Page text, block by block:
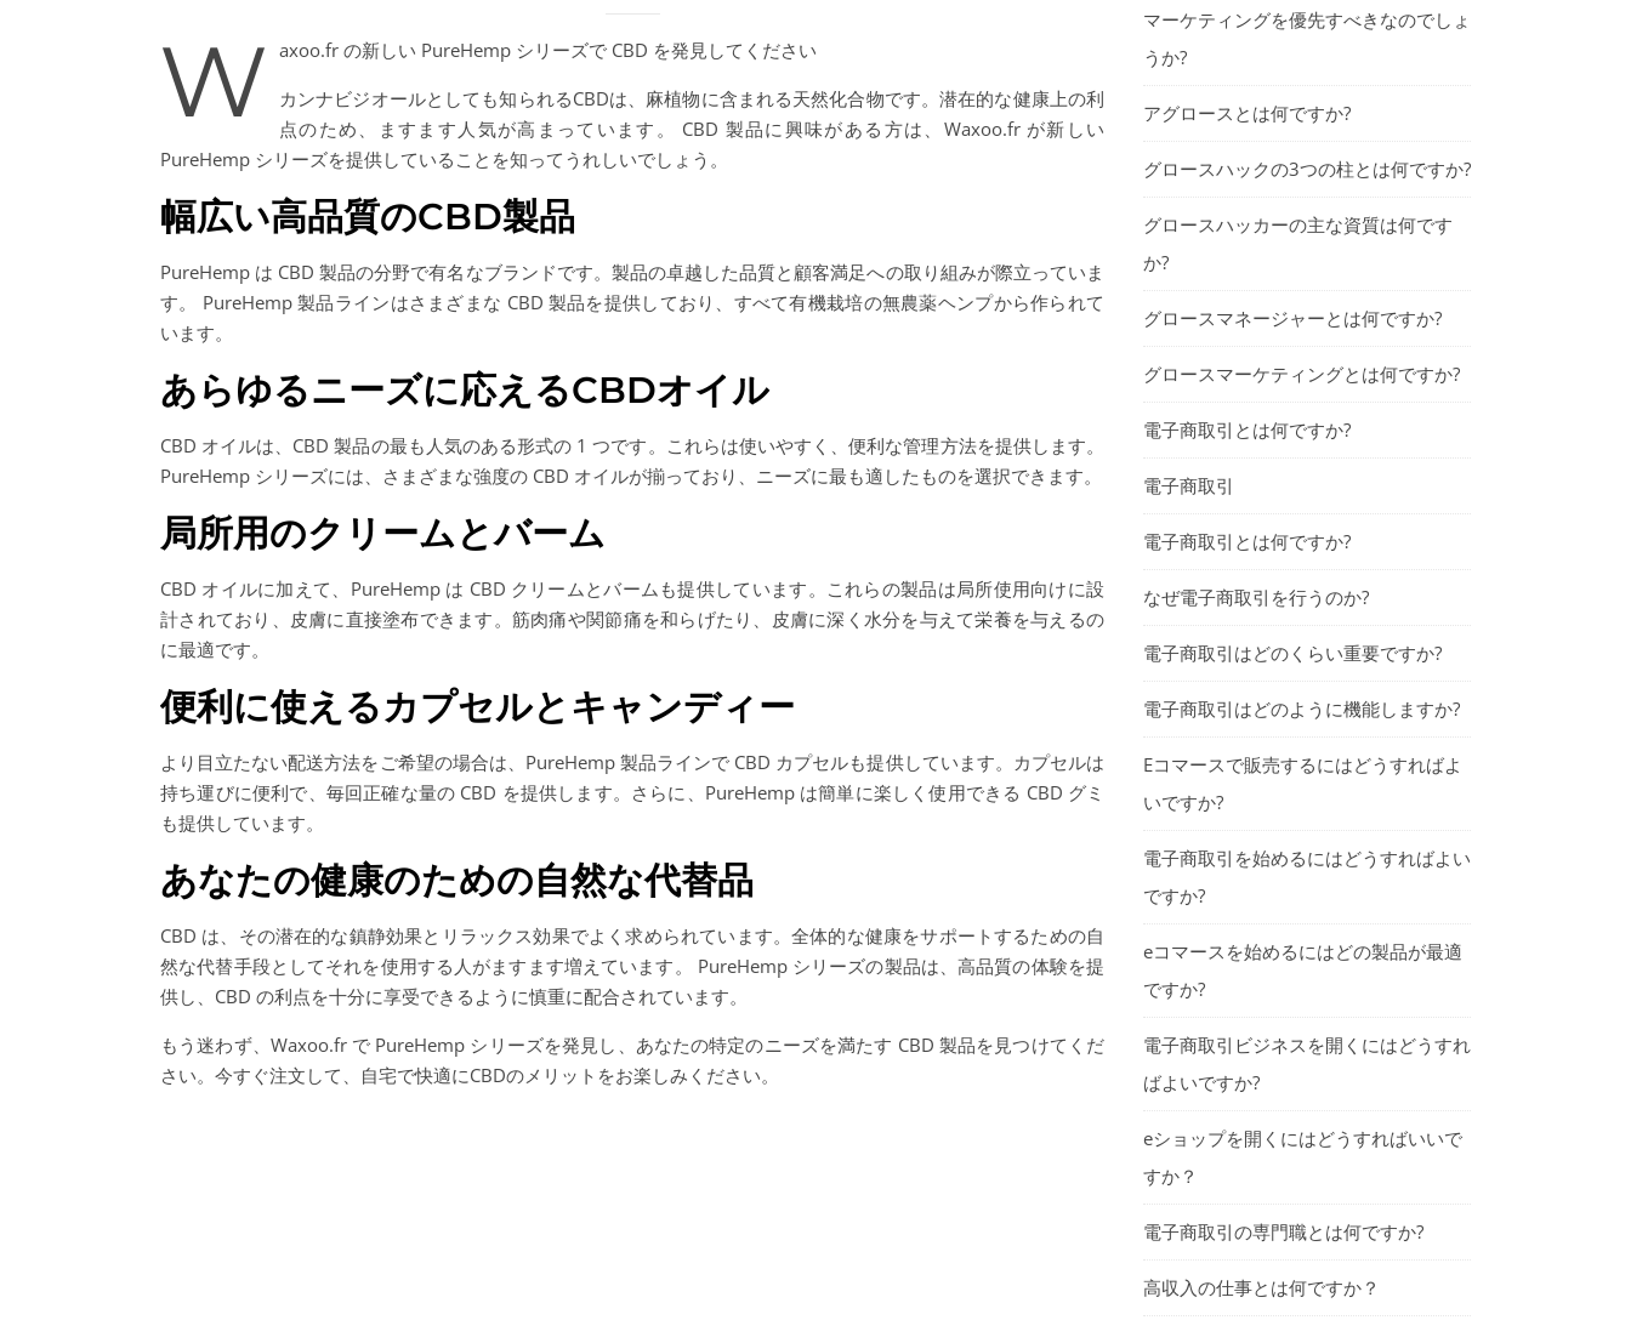
W axoo.fr の新しい PureHemp シリーズで CBD を発見してください
カンナビジオールとしても知られるCBDは、麻植物に含まれる天然化合物です。潜在的な健康上の利
点のため、ますます人気が高まっています。 CBD 製品に興味がある方は、Waxoo.fr が新しい
PureHemp シリーズを提供していることを知ってうれしいでしょう。
幅広い高品質のCBD製品
PureHemp は CBD 製品の分野で有名なブランドです。製品の卓越した品質と顧客満足への取り組みが際立っていま
す。 PureHemp 製品ラインはさまざまな CBD 製品を提供しており、すべて有機栽培の無農薬ヘンプから作られて
います。
あらゆるニーズに応えるCBDオイル
CBD オイルは、CBD 製品の最も人気のある形式の 1 つです。これらは使いやすく、便利な管理方法を提供します。
PureHemp シリーズには、さまざまな強度の CBD オイルが揃っており、ニーズに最も適したものを選択できます。
局所用のクリームとバーム
CBD オイルに加えて、PureHemp は CBD クリームとバームも提供しています。これらの製品は局所使用向けに設
計されており、皮膚に直接塗布できます。筋肉痛や関節痛を和らげたり、皮膚に深く水分を与えて栄養を与えるの
に最適です。
便利に使えるカプセルとキャンディー
より目立たない配送方法をご希望の場合は、PureHemp 製品ラインで CBD カプセルも提供しています。カプセルは
持ち運びに便利で、毎回正確な量の CBD を提供します。さらに、PureHemp は簡単に楽しく使用できる CBD グミ
も提供しています。
あなたの健康のための自然な代替品
CBD は、その潜在的な鎮静効果とリラックス効果でよく求められています。全体的な健康をサポートするための自
然な代替手段としてそれを使用する人がますます増えています。 PureHemp シリーズの製品は、高品質の体験を提
供し、CBD の利点を十分に享受できるように慎重に配合されています。
もう迷わず、Waxoo.fr で PureHemp シリーズを発見し、あなたの特定のニーズを満たす CBD 製品を見つけてくだ
さい。今すぐ注文して、自宅で快適にCBDのメリットをお楽しみください。
マーケティングを優先すべきなのでしょ
うか?
アグロースとは何ですか?
グロースハックの3つの柱とは何ですか?
グロースハッカーの主な資質は何です
か?
グロースマネージャーとは何ですか?
グロースマーケティングとは何ですか?
電子商取引とは何ですか?
電子商取引
電子商取引とは何ですか?
なぜ電子商取引を行うのか?
電子商取引はどのくらい重要ですか?
電子商取引はどのように機能しますか?
Eコマースで販売するにはどうすればよ
いですか?
電子商取引を始めるにはどうすればよい
ですか?
eコマースを始めるにはどの製品が最適
ですか?
電子商取引ビジネスを開くにはどうすれ
ばよいですか?
eショップを開くにはどうすればいいで
すか？
電子商取引の専門職とは何ですか?
高収入の仕事とは何ですか？